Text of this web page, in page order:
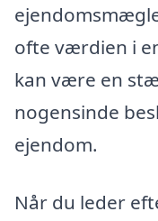
ofte værdien i
kan være en
nogensinde
ejendom.
Når du leder